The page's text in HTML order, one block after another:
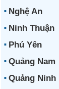
Nghệ An
Ninh Thuận
Phú Yên
Quảng Nam
Quảng Ninh